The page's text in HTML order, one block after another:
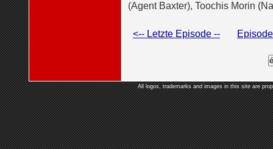
(Agent Baxter), Toochis Morin
<-- Letzte Episode --
All logos, trademarks and images in this site are